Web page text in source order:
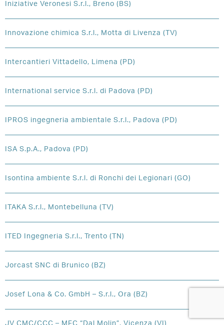
Iniziative Veronesi S.r.l., Breno (BS)
Innovazione chimica S.r.l., Motta di Livenza (TV)
Intercantieri Vittadello, Limena (PD)
International service S.r.l. di Padova (PD)
IPROS ingegneria ambientale S.r.l., Padova (PD)
ISA S.p.A., Padova (PD)
Isontina ambiente S.r.l. di Ronchi dei Legionari (GO)
ITAKA S.r.l., Montebelluna (TV)
ITED Ingegneria S.r.l., Trento (TN)
Jorcast SNC di Brunico (BZ)
Josef Lona & Co. GmbH – S.r.l., Ora (BZ)
JV CMC/CCC – MFC “Dal Molin”, Vicenza (VI)